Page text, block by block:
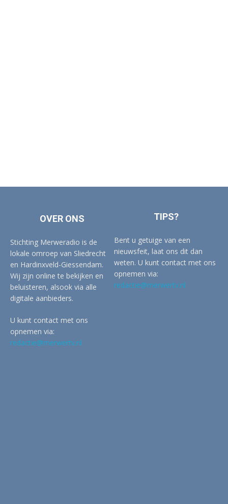
OVER ONS
Stichting Merweradio is de
lokale omroep van Sliedrecht
en Hardinxveld-Giessendam.
Wij zijn online te bekijken en
beluisteren, alsook via alle
digitale aanbieders.
U kunt contact met ons
opnemen via:
redactie@merwertv.nl
TIPS?
Bent u getuige van een
nieuwsfeit, laat ons dit dan
weten. U kunt contact met ons
opnemen via:
redactie@merwertv.nl